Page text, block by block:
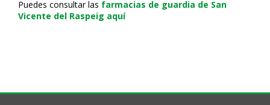
Puedes consultar las farmacias de guardia de San
Vicente del Raspeig aquí